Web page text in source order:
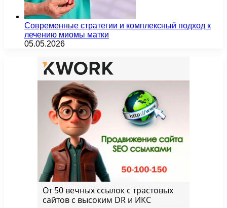
Современные стратегии и комплексный подход к
лечению миомы матки
05.05.2026